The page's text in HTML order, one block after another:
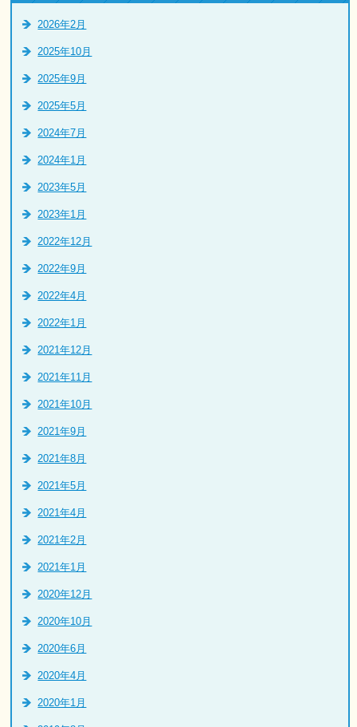
2026年2月
2025年10月
2025年9月
2025年5月
2024年7月
2024年1月
2023年5月
2023年1月
2022年12月
2022年9月
2022年4月
2022年1月
2021年12月
2021年11月
2021年10月
2021年9月
2021年8月
2021年5月
2021年4月
2021年2月
2021年1月
2020年12月
2020年10月
2020年6月
2020年4月
2020年1月